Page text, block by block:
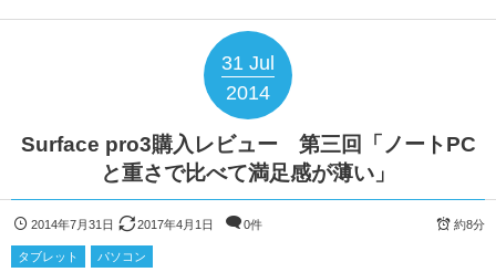
31 Jul
2014
Surface pro3購入レビュー 第三回「ノートPC
と重さで比べて満足感が薄い」
2014年7月31日 2017年4月1日 0件 約8分
タブレット パソコン